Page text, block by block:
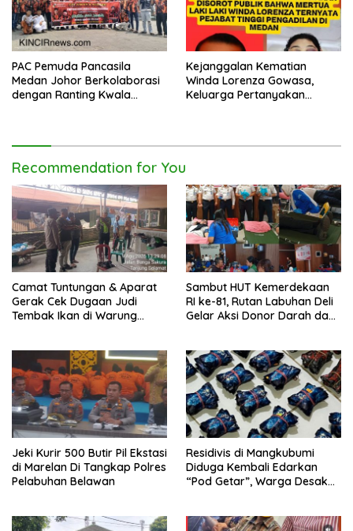
PAC Pemuda Pancasila
Medan Johor Berkolaborasi
dengan Ranting Kwala
Kejanggalan Kematian
Winda Lorenza Gowasa,
Keluarga Pertanyakan
Recommendation for You
Camat Tuntungan & Aparat
Gerak Cek Dugaan Judi
Tembak Ikan di Warung
Pengecekan
Sambut HUT Kemerdekaan
RI ke-81, Rutan Labuhan Deli
Gelar Aksi Donor Darah dan
Jeki Kurir 500 Butir Pil Ekstasi
di Marelan Di Tangkap Polres
Pelabuhan Belawan
Residivis di Mangkubumi
Diduga Kembali Edarkan
“Pod Getar”, Warga Desak